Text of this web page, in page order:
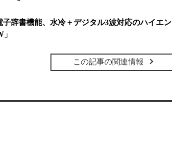
辞書機能、水冷＋デジタル3波対応のハイエン
この記事の関連情報